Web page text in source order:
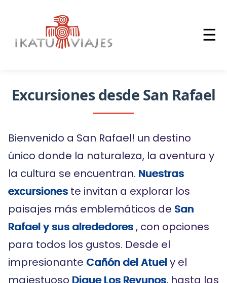
☰
Excursiones desde San Rafael
Bienvenido a San Rafael! un destino
único donde la naturaleza, la aventura y
la cultura se encuentran. Nuestras
excursiones te invitan a explorar los
paisajes más emblemáticos de San
Rafael y sus alrededores, con opciones
para todos los gustos. Desde el
impresionante Cañón del Atuely el
majestuoso Dique Los Reyunos, hasta las